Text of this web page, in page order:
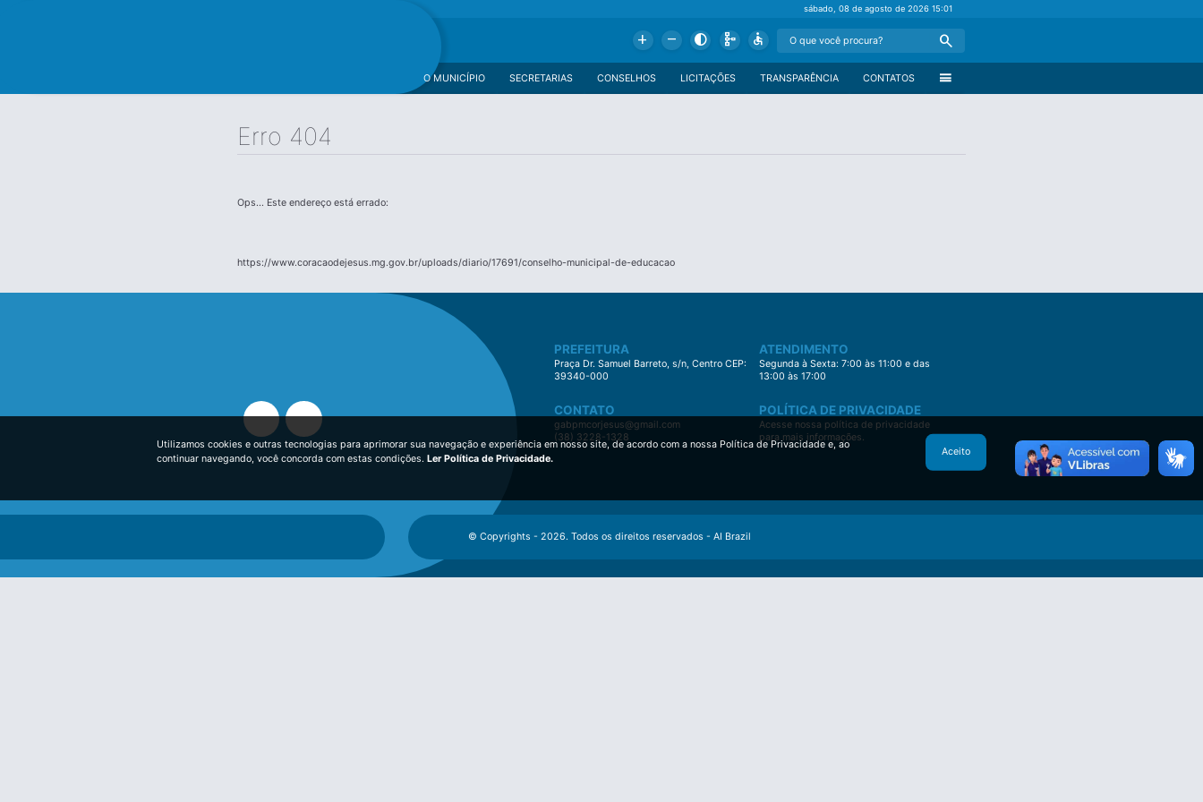
sábado, 08 de agosto de 202615:01
Add Remove Contrast Schema Accessible Search
menu
CONTATOS
TRANSPARÊNCIA
LICITAÇÕES
CONSELHOS
SECRETARIAS
O MUNICÍPIO
Erro 404
Ops... Este endereço está errado:
https://www.coracaodejesus.mg.gov.br/uploads/diario/17691/conselho-municipal-de-educacao
PREFEITURA
Praça Dr. Samuel Barreto, s/n, Centro CEP:
39340-000
ATENDIMENTO
Segunda à Sexta: 7:00 às 11:00 e das
13:00 às 17:00
CONTATO
gabpmcorjesus@gmail.com
(38) 3228-1328
POLÍTICA DE PRIVACIDADE
Acesse nossa política de privacidade
para mais informações.
© Copyrights - 2026. Todos os direitos reservados - AI Brazil
Utilizamos cookies e outras tecnologias para aprimorar sua navegação e experiência em nosso site, de acordo com a nossa Política de Privacidade e, ao
continuar navegando, você concorda com estas condições. Ler Política de Privacidade.
Aceito